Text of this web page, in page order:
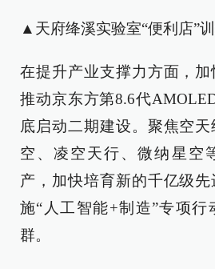
▲天府绛溪实验室“便利店”
在提升产业支撑力方面，加
推动京东方第8.6代
底启动二期建设。聚焦空
空、凌空天行、微纳星空
产，加快培育新的千亿级
施“人工智能+制造”专项行
群。